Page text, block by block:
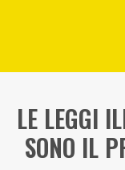
LE LEGGI
SONO IL